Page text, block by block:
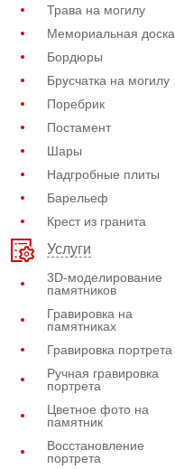
Трава на могилу
Мемориальная доска
Бордюры
Брусчатка на могилу
Поребрик
Постамент
Шары
Надгробные плиты
Барельеф
Крест из гранита
Услуги
3D-моделирование
памятников
Гравировка на
памятниках
Гравировка портрета
Ручная гравировка
портрета
Цветное фото на
памятник
Восстановление
портрета